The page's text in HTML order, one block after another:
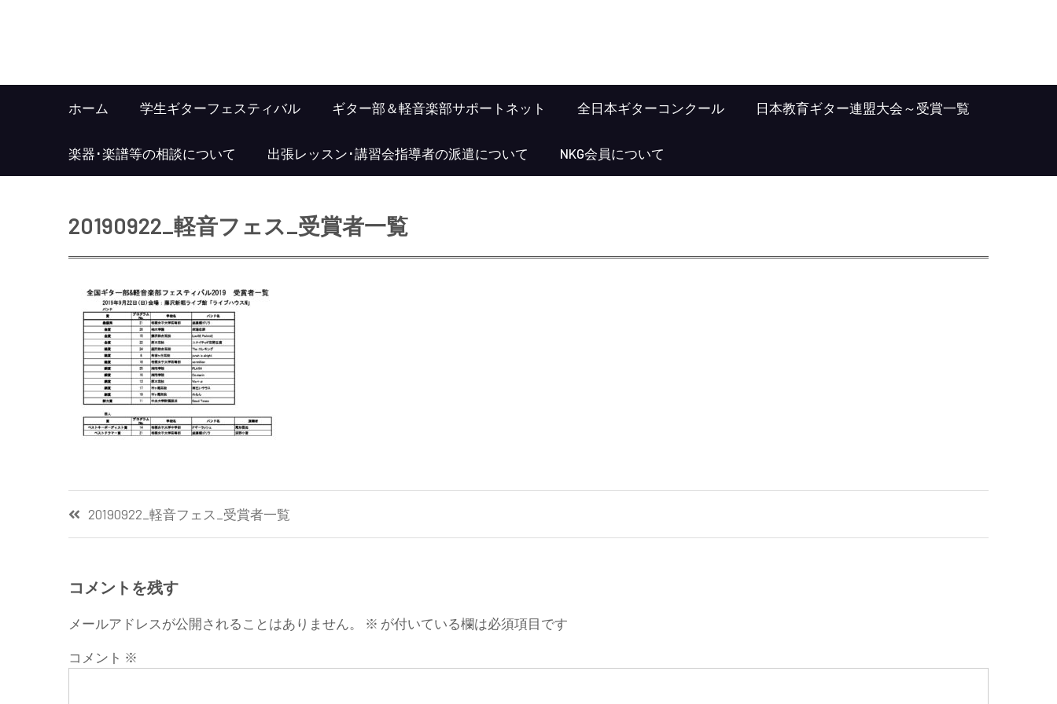
ホーム 学生ギターフェスティバル ギター部＆軽音楽部サポートネット 全日本ギターコンクール 日本教育ギター連盟大会～受賞一覧
楽器･楽譜等の相談について 出張レッスン･講習会指導者の派遣について NKG会員について
20190922_軽音フェス_受賞者一覧
投
稿
ビ
ゲ
ー
20190922_軽音フェス_受賞者一覧
コメントを残す
メールアドレスが公開されることはありません。 ※ が付いている欄は必須項目です
コメント ※